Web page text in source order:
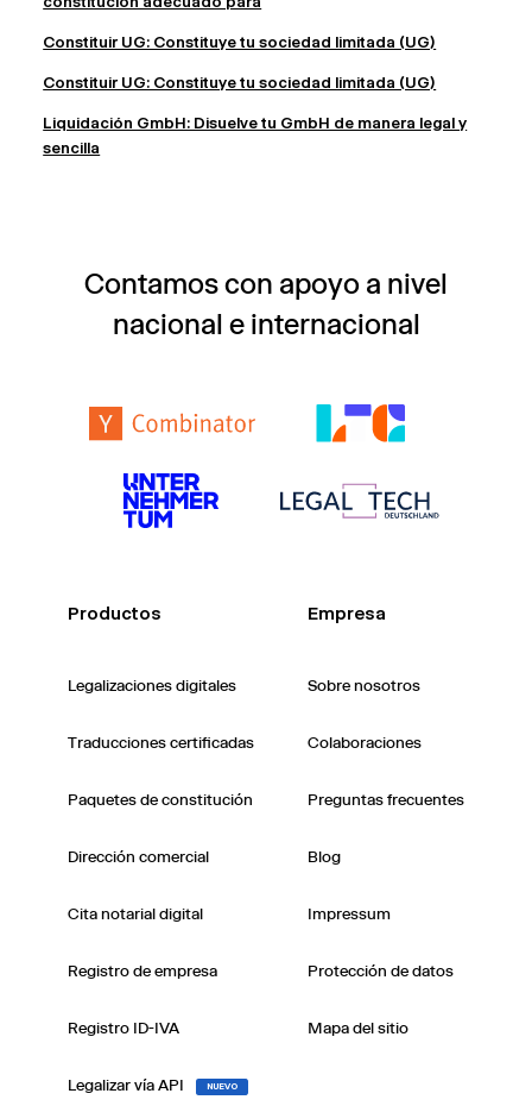
Constituir UG: Constituye tu sociedad limitada (UG)
Constituir UG: Constituye tu sociedad limitada (UG)
Liquidación GmbH: Disuelve tu GmbH de manera legal y
sencilla
Contamos con apoyo a nivel
nacional e internacional
Productos
Legalizaciones digitales
Traducciones certificadas
Paquetes de constitución
Dirección comercial
Cita notarial digital
Registro de empresa
Registro ID-IVA
Legalizar vía API NUEVO
Empresa
Sobre nosotros
Colaboraciones
Preguntas frecuentes
Blog
Impressum
Protección de datos
Mapa del sitio